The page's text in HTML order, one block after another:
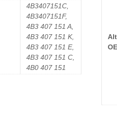
4B3407151C,
4B3407151F,
4B3 407 151 A,
4B3 407 151 K,
4B3 407 151 E,
4B3 407 151 C,
4B0 407 151
OE